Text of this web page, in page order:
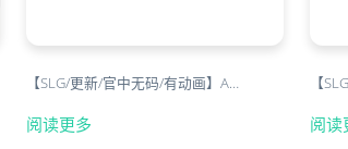
【SLG/更新/官中无码/有动画】A…
阅读更多
【
阅读